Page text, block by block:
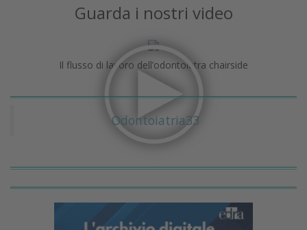
Guarda i nostri video
Il flusso di lavoro dell’odontoiatra chairside
Odontoiatria33